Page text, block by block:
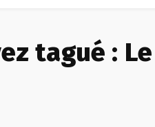
tagué :